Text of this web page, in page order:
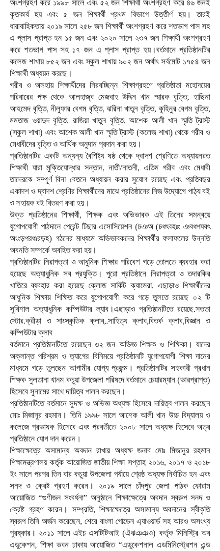
অংশগ্রহণ করে ১৯৯৮ সালে এবং ৫২ জন শিক্ষার্থী অংশগ্রহণ করে ৪৬ জনই
কৃতকার্য হয় এবং ৫ জন শিক্ষার্থী প্রথম বিভাগে উত্তীর্ণ হয়। তারই
ধারাবাহিকতায় ২০১৯ সালে ২৫৮ জন শিক্ষার্থী অংশগ্রহণ করে শতভাগ পাস সহ
এ প্লাস প্রাপ্ত হন ১৫ জন এবং ২০২০ সালে ২৩৭ জন শিক্ষার্থী অংশগ্রহণ
করে শতভাগ পাস সহ ১৭ জন এ প্লাস প্রাপ্ত হয়।বর্তমানে প্রতিষ্ঠানটির
কলেজ শাখায় ৮৫২ জন এবং স্কুল শাখায় ৯০২ জন অর্থাৎ সর্বমোট ১৭৫৪ জন
শিক্ষার্থী অধ্যয়ন করছে।
গরীব ও অসহায় শিক্ষার্থীদের নিরবচ্ছিন্ন শিক্ষাগ্রহণে প্রতিষ্ঠাতা মহোদয়ের
পরিবারের পক্ষ থেকে আলহাজ্ব মেজবাহ উদ্দিন খান স্মারক বৃত্তি, হাছিনা
আহমেদ বৃত্তি, নীলুফার বেগম বৃত্তি, ঝরিনা খাতুন বৃত্তি, কূহিনুর বেগম বৃত্তি,
মমতাজ ওয়াদুদ বৃত্তি, রাজিয়া খাতুন বৃত্তি, আশেক আলী খান স্মৃতি ট্রাস্ট
(স্কুল শাখা) এবং আশেক আলী খান স্মৃতি ট্রাস্ট (কলেজ শাখা) থেকে গরীব ও
মেধাবীদের বৃত্তি ও আর্থিক অনুদান প্রদান করা হয়।
প্রতিষ্ঠানটির একটি অন্যন্য বৈশিষ্ট্য ষষ্ঠ থেকে দ্বাদশ শ্রেণিতে অধ্যায়নরত
শিক্ষার্থী যারা মুক্তিযোদ্ধার সন্তান, নাতী/নাতনী, এতিম গরীব এবং মেধাবী
তাদেরকে সম্পূর্ণ বিনা বেতনে অধ্যায়ন করার সুযোগ রয়েছে এবং প্রতিবছর
একাদশ ও দ্বাদশ শ্রেণির শিক্ষার্থীদের মাঝে প্রতিষ্ঠানের নিজ উদ্যোগে পাঠ্য বই
ও সহায়ক বই বিতরণ করা হয়।
উক্ত প্রতিষ্ঠানের শিক্ষার্থী, শিক্ষক এবং অভিভাবক এই তিনের সমন্বয়ে
যুগোপযোগী পাঠদানে পেরেন্ট টিছার এসোসিয়েশন (চঞঅ (চধৎবহঃং ঞবধপযবৎ
অংংড়পরধঃরড়হ) গঠনের মাধ্যমে অভিভাবকদের শিক্ষার্থীর ফলাফলের উন্নতি
অবনতি সম্পর্কে অবহিত করা হয়।
প্রতিষ্ঠানটির নিরাপত্তা ও আধুনিক শিক্ষার পরিবেশ গড়ে তোলতে ব্যবহার করা
হয়েছে অত্যাধুুনিক সব প্রযুক্তি। পুরো প্রতিষ্ঠানে নিরাপত্তা ও তদারকির
খাতিরে ব্যবহার করা হয়েছে ক্লোজ সার্কিট ক্যামেরা, এছাড়াও শিক্ষার্থীদের
আধুনিক শিক্ষায় শিক্ষিত করে যুগোপযোগী করে গড়ে তুলতে রয়েছে ০২ টি
সুবিশাল অত্যাধুনিক কম্পিউটার ল্যাব।এছাড়াও প্রতিষ্ঠানটিতে রয়েছে.সততা
স্টোর.ক্রীড়া ও সাংস্কৃতিক ক্লাব,.সাহিত্য ক্লাব,বিতর্ক ক্লাব,বিজ্ঞান ও
কম্পিউটার ক্লাব
বর্তমানে প্রতিষ্ঠানটিতে রয়েছেন ৩২ জন অভিজ্ঞ শিক্ষক ও শিক্ষিকা। যাদের
অক্লান্ত পরিশ্রম ও ত্যাগের বিনিময়ে প্রতিষ্ঠানটি যুগোপযোগী শিক্ষা দানের
মাধ্যমে গড়ে তুলছেন আগামীর যোগ্য প্রজন্ম। প্রতিষ্ঠানটির সহকারী প্রধান
শিক্ষক সুলতানা খানম কচুয়া উপজেলা পরিষদে বর্তমানে চেয়ারম্যান (ভারপ্রাপ্ত)
হিসেবে সুনামের সাথে দায়িত্ব পালন করছেন।
প্রতিষ্ঠানটিতে বর্তমানে সুদক্ষ ও অভিজ্ঞ অধ্যক্ষ হিসেবে দায়িত্ব পালন করছেন
মোঃ মিজানুর রহমান। তিনি ১৯৯৮ সালে আশেক আলী খান উচ্চ বিদ্যালয় ও
কলেজে প্রভাষক হিসেবে এবং পরবর্তীতে ২০০৮ সালে অধ্যক্ষ হিসেবে অত্র
প্রতিষ্ঠানে যোগ দান করেন।
শিক্ষাক্ষেত্রে অসামান্য অবদান রাখায় অধ্যক্ষ জনাব মোঃ মিজানুর রহমান
শিক্ষামন্ত্রণালয় কর্তৃক আয়োজিত জাতীয় শিক্ষা সপ্তাহ ২০১৬, ২০১৭ ও ২০১৮
ইং সালে পরপর তিন বার কচুয়া উপজেলা পর্যায়ে শ্রেষ্ঠ অধ্যক্ষ নির্বাচিত হন এবং
সনদ ও ক্রেষ্ট গ্রহণ করেন। ২০১৯ সালে চাঁদপুর জেলা পাঠক ফোরাম
আয়োজিত “গুণীজন সংবর্ধনা” অনুষ্ঠানে শিক্ষাক্ষেত্রে অবদান স্বরুপ সনদ ও
ক্রেষ্ট গ্রহণ করেন। সম্প্রতি, শিক্ষাক্ষেত্রে অসামান্য অবদানের স্বীকৃতি
স্বরূপ তিনি অর্জন করেছেন, শেরে বাংলা গোল্ডেন এ্যাওয়ার্ড সহ আরও অসংখ্য
পুরষ্কার। ২০১১ সালে এইচ এসটিটিআই (ঐঝঞঞও) কর্তৃক মিনিস্ট্রি অব
এডুকেশন, শিক্ষা ভবন ঢাকায় আয়োজিত “এডুকেশনাল এডমিনিস্ট্রেশন এন্ড